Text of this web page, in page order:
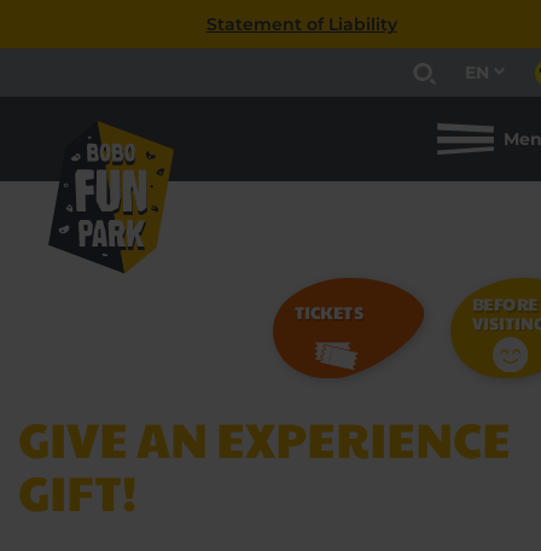
Statement of Liability
EN
TICKETS BEFORE
GIVE AN EXPERIENCE
GIFT!